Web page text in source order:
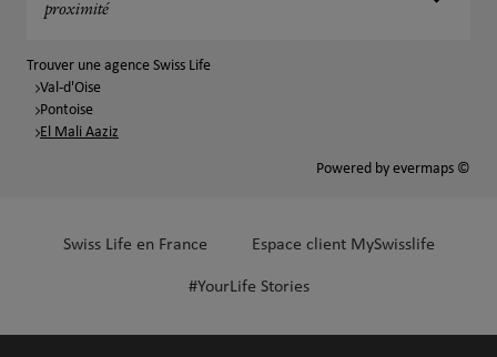
proximité
Trouver une agence Swiss Life
Val-d'Oise
Pontoise
El Mali Aaziz
Powered by evermaps ©
Swiss Life en France Espace client MySwisslife
#YourLife Stories